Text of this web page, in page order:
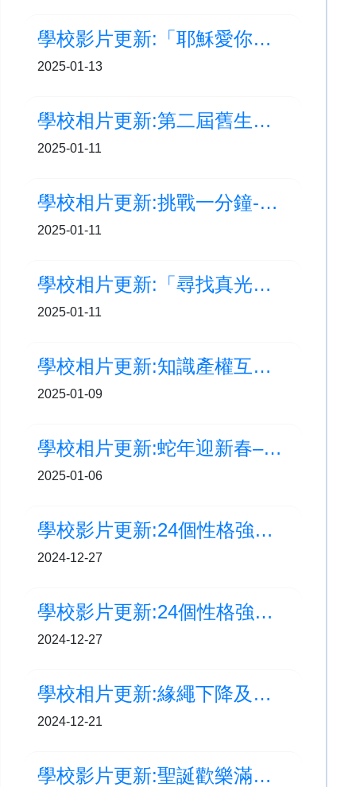
學校影片更新:「耶穌愛你」 福音頻道
2025-01-13
學校相片更新:第二屆舊生重聚日
2025-01-11
學校相片更新:挑戰一分鐘-拍乒乓球
2025-01-11
學校相片更新:「尋找真光」福音周
2025-01-11
學校相片更新:知識產權互動劇場
2025-01-09
學校相片更新:蛇年迎新春–福字拓印活動
2025-01-06
學校影片更新:24個性格強項 - 喜愛學習
2024-12-27
學校影片更新:24個性格強項 - 創造力
2024-12-27
學校相片更新:緣繩下降及飛索領袖訓練
2024-12-21
學校影片更新:聖誕歡樂滿校園(高低年級)